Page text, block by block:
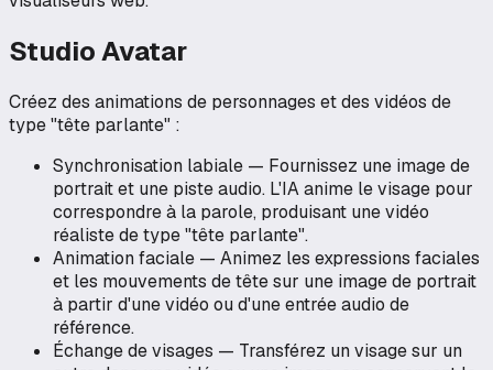
Studio Avatar
Créez des animations de personnages et des vidéos de
type "tête parlante" :
Synchronisation labiale — Fournissez une image de
portrait et une piste audio. L'IA anime le visage pour
correspondre à la parole, produisant une vidéo
réaliste de type "tête parlante".
Animation faciale — Animez les expressions faciales
et les mouvements de tête sur une image de portrait
à partir d'une vidéo ou d'une entrée audio de
référence.
Échange de visages — Transférez un visage sur un